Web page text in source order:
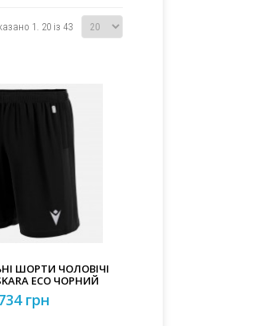
1. 20 із 43
ШОРТИ ЧОЛОВІЧІ
ECO ЧОРНИЙ
грн